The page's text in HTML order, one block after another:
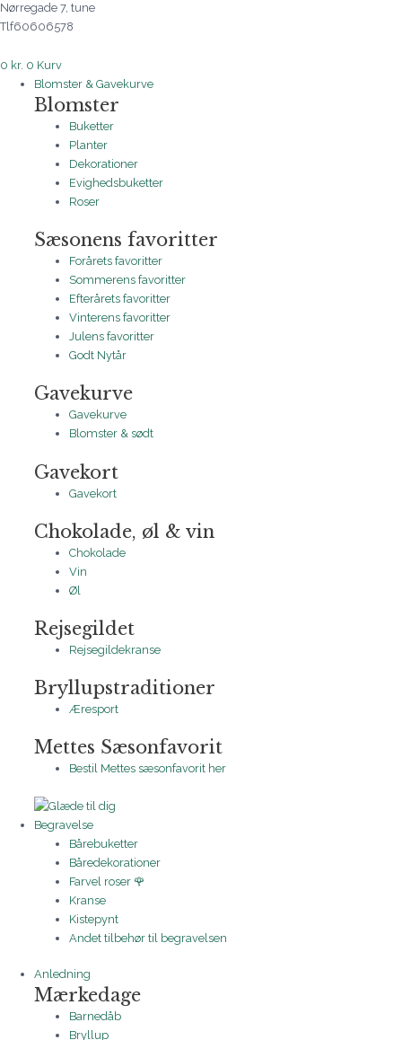
Nørregade 7, tune
Tlf60606578
0 kr. 0 Kurv
Blomster & Gavekurve
Blomster
Buketter
Planter
Dekorationer
Evighedsbuketter
Roser
Sæsonens favoritter
Forårets favoritter
Sommerens favoritter
Efterårets favoritter
Vinterens favoritter
Julens favoritter
Godt Nytår
Gavekurve
Gavekurve
Blomster & sødt
Gavekort
Gavekort
Chokolade, øl & vin
Chokolade
Vin
Øl
Rejsegildet
Rejsegildekranse
Bryllupstraditioner
Æresport
Mettes Sæsonfavorit
Bestil Mettes sæsonfavorit her
Begravelse
Bårebuketter
Båredekorationer
Farvel roser 🌹
Kranse
Kistepynt
Andet tilbehør til begravelsen
Anledning
Mærkedage
Barnedåb
Bryllup